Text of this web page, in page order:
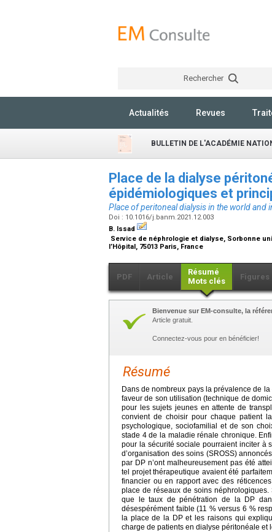
Rechercher
Actualités Revues
BULLETIN DE L'ACADÉMIE
Place de la dialyse
épidémiologiques et
Place of peritoneal dialysis in the world
Doi : 10.1016/j.banm.2021.12.003
B. Issad
Service de néphrologie et dialyse, Sorbonne
l’Hôpital, 75013 Paris, France
PDF Article
Résumé
Mots clés
Figures
Bienvenue sur EM-consulte, la
Article gratuit.
Connectez-vous pour en bénéficier!
Résumé
Dans de nombreux pays la prévalence de
faveur de son utilisation (technique de
pour les sujets jeunes en attente de
convient de choisir pour chaque patient
psychologique, sociofamilial et de son
stade 4 de la maladie rénale chronique.
pour la sécurité sociale pourraient inciter à
d’organisation des soins (SROSS)
par DP n’ont malheureusement pas été
tel projet thérapeutique avaient été
financier ou en rapport avec des
place de réseaux de soins
que le taux de pénétration de la DP
désespérément faible (11 % versus 6 %
la place de la DP et les raisons qui
charge de patients en dialyse péritonéale et